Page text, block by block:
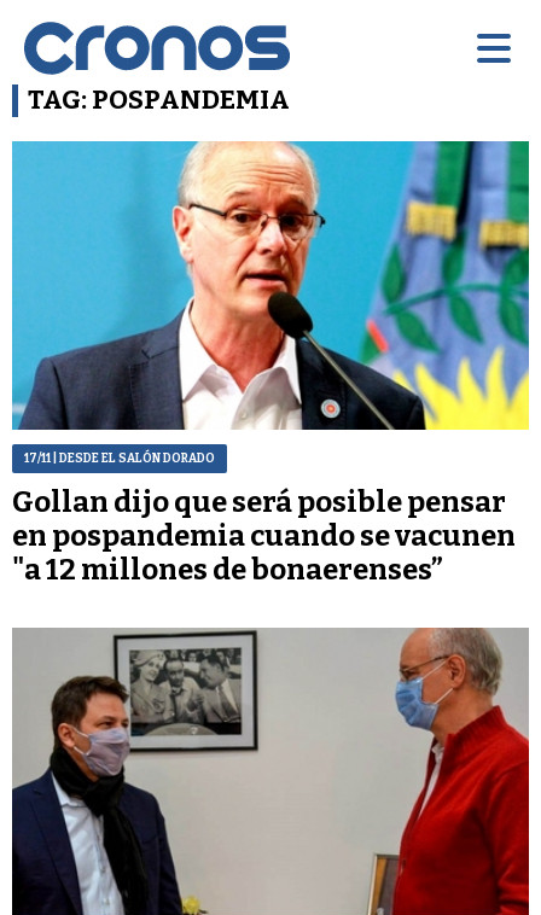
TAG: POSPANDEMIA
17/11| DESDE EL SALÓN DORADO
Gollan dijo que será posible pensar
en pospandemia cuando se vacunen
"a 12 millones de bonaerenses”